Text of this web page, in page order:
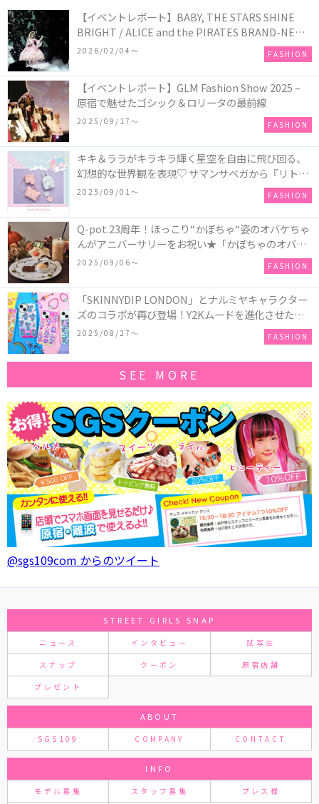
【イベントレポート】BABY, THE STARS SHINE
BRIGHT / ALICE and the PIRATES BRAND-NEW
COLLECTION in TOKYO
2026/02/04〜 FASHION
【イベントレポート】GLM Fashion Show 2025 –
原宿で魅せたゴシック＆ロリータの最前線
2025/09/17〜 FASHION
キキ＆ララがキラキラ輝く星空を自由に飛び回る、
幻想的な世界観を表現♡ サマンサベガから『リトル
ツインスターズ』50周年アニバーサリーイヤー』を
2025/09/01〜 FASHION
Q-pot.23周年！ほっこり“かぼちゃ“姿のオバケちゃ
んがアニバーサリーをお祝い★「かぼちゃのオバケ
ーキアクセサリー」が新発売！Q-pot CAFE.では
「かぼちゃのオバケーキプレート」も登場
2025/09/06〜 FASHION
「SKINNYDIP LONDON」とナルミヤキャラクター
ズのコラボが再び登場！Y2Kムードを進化させた新
作コレクションを発売♪
2025/08/27〜 FASHION
SEE MORE
@sgs109com からのツイート
STREET GIRLS SNAP
ニュース インタビュー 試写会
スナップ クーポン 原宿店舗
プレゼント
ABOUT
SGS109 COMPANY CONTACT
INFO
モデル募集 スタッフ募集 プレス様